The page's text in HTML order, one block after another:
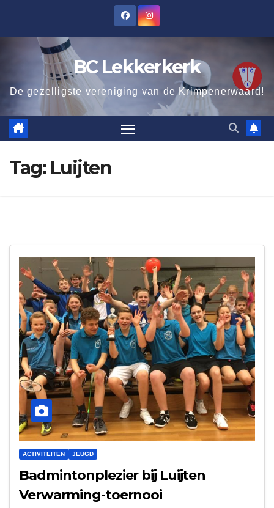
BC Lekkerkerk
De gezelligste vereniging van de Krimpenerwaard!
Tag: Luijten
ACTIVITEITEN JEUGD
Badmintonplezier bij Luijten
Verwarming-toernooi